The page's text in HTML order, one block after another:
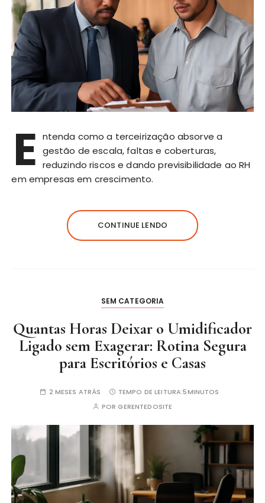
E ntenda como a terceirização absorve a
gestão de escala, faltas e coberturas,
reduzindo riscos e dando previsibilidade ao RH
em empresas em crescimento.
CONTINUE LENDO
SEM CATEGORIA
Quantas Horas Deixar o Umidificador
Ligado sem Exagerar: Rotina Segura
para Escritórios e Casas
2 MESES ATRÁS TEMPO DE LEITURA:5MINUTOS
PORGERENTEDOSITE